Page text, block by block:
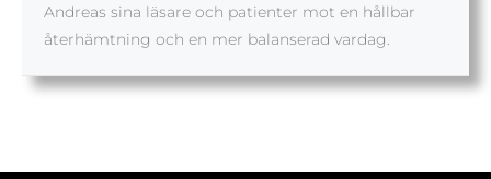
Andreas sina läsare och patienter mot en hållbar
återhämtning och en mer balanserad vardag.